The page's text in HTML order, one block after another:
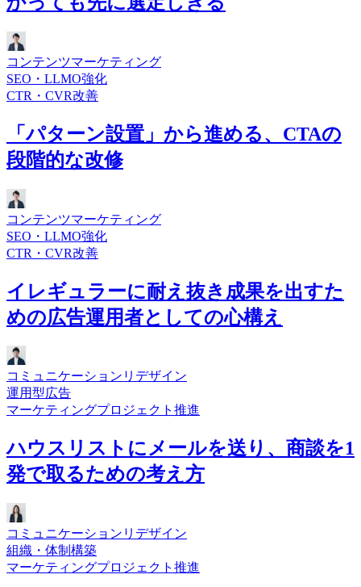
コンテンツマーケティング
SEO・LLMO強化
CTR・CVR改善
「パターン設置」から進める、CTAの
段階的な改修
コンテンツマーケティング
SEO・LLMO強化
CTR・CVR改善
イレギュラーに耐え抜き成果を出すた
めの広告運用者としての心構え
コミュニケーションリデザイン
運用型広告
マーケティングプロジェクト推進
ハウスリストにメールを送り、商談を1
発で取るための考え方
コミュニケーションリデザイン
組織・体制構築
マーケティングプロジェクト推進